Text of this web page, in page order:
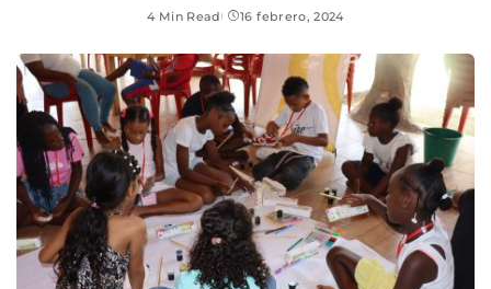
4 Min Read 16 febrero, 2024